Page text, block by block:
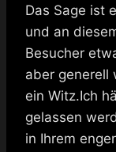
Das Sage ist
und an
Besucher
aber generell
ein Witz.Ich
gelassen
in Ihrem